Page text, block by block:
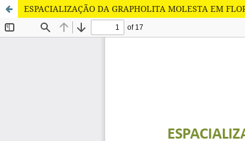
ESPACIALIZAÇÃO DA GRAPHOLITA MOLESTA EM